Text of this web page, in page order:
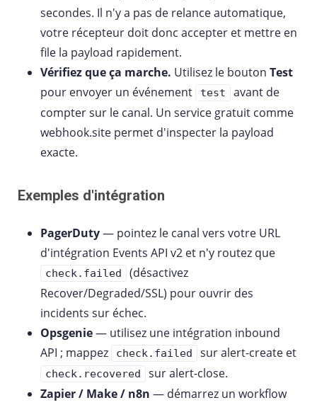
secondes. Il n'y a pas de relance automatique,
votre récepteur doit donc accepter et mettre en
file la payload rapidement.
Vérifiez que ça marche. Utilisez le bouton Test
pour envoyer un événement
test
avant de
compter sur le canal. Un service gratuit comme
webhook.site permet d'inspecter la payload
exacte.
Exemples d'intégration
PagerDuty— pointez le canal vers votre URL
d'intégration Events API v2 et n'y routez que
check.failed
(désactivez
Recover/Degraded/SSL) pour ouvrir des
incidents sur échec.
Opsgenie— utilisez une intégration inbound
API ; mappez
check.failed sur alert-create et
check.recovered
sur alert-close.
Zapier / Make / n8n — démarrez un workflow